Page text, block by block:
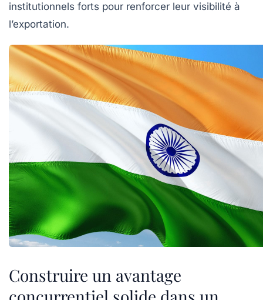
institutionnels forts pour renforcer leur visibilité à
l’exportation.
Construire un avantage